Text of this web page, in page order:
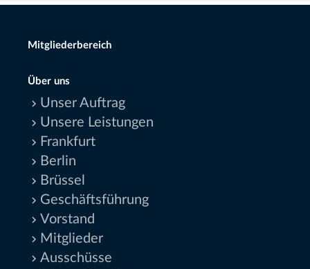
Mitgliederbereich
Über uns
Unser Auftrag
Unsere Leistungen
Frankfurt
Berlin
Brüssel
Geschäftsführung
Vorstand
Mitglieder
Ausschüsse